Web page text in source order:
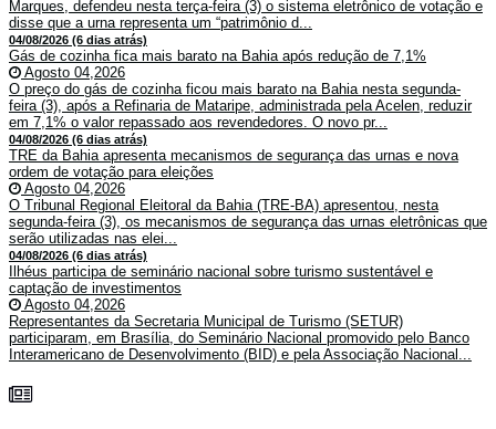
Marques, defendeu nesta terça-feira (3) o sistema eletrônico de votação e
disse que a urna representa um “patrimônio d...
04/08/2026 (6 dias atrás)
Gás de cozinha fica mais barato na Bahia após redução de 7,1%
Agosto 04,2026
O preço do gás de cozinha ficou mais barato na Bahia nesta segunda-
feira (3), após a Refinaria de Mataripe, administrada pela Acelen, reduzir
em 7,1% o valor repassado aos revendedores. O novo pr...
04/08/2026 (6 dias atrás)
TRE da Bahia apresenta mecanismos de segurança das urnas e nova
ordem de votação para eleições
Agosto 04,2026
O Tribunal Regional Eleitoral da Bahia (TRE-BA) apresentou, nesta
segunda-feira (3), os mecanismos de segurança das urnas eletrônicas que
serão utilizadas nas elei...
04/08/2026 (6 dias atrás)
Ilhéus participa de seminário nacional sobre turismo sustentável e
captação de investimentos
Agosto 04,2026
Representantes da Secretaria Municipal de Turismo (SETUR)
participaram, em Brasília, do Seminário Nacional promovido pelo Banco
Interamericano de Desenvolvimento (BID) e pela Associação Nacional...